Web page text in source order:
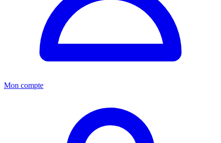
Mon compte